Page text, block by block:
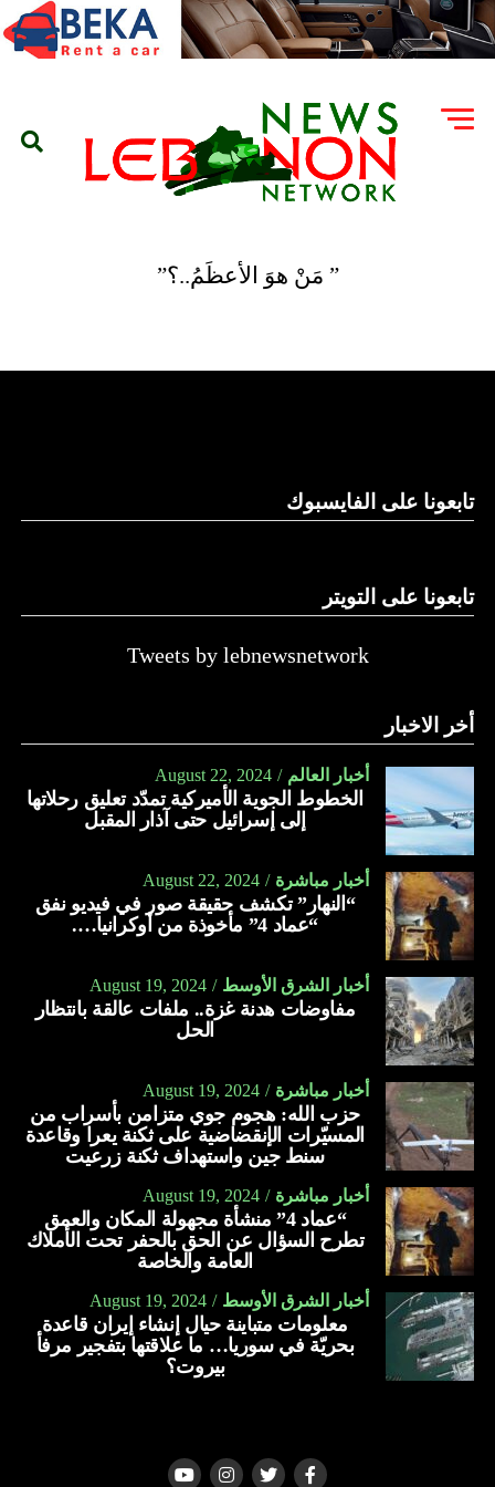
” مَنْ هوَ الأعظَمُ..؟”
تابعونا على الفايسبوك
تابعونا على التويتر
Tweets by lebnewsnetwork
أخر الاخبار
أخبار العالم August 22, 2024
الخطوط الجوية الأميركية تمدّد تعليق رحلاتها
إلى إسرائيل حتى آذار المقبل
أخبار مباشرة August 22, 2024
“النهار” تكشف حقيقة صور في فيديو نفق
“عماد 4” مأخوذة من أوكرانيا….
أخبار الشرق الأوسط August 19, 2024
مفاوضات هدنة غزة.. ملفات عالقة بانتظار
الحل
أخبار مباشرة August 19, 2024
حزب الله: هجوم جوي متزامن بأسراب من
المسيّرات الإنقضاضية على ثكنة يعرا وقاعدة
سنط جين واستهداف ثكنة زرعيت
أخبار مباشرة August 19, 2024
“عماد 4” منشأة مجهولة المكان والعمق
تطرح السؤال عن الحق بالحفر تحت الأملاك
العامة والخاصة
أخبار الشرق الأوسط August 19, 2024
معلومات متباينة حيال إنشاء إيران قاعدة
بحريّة في سوريا… ما علاقتها بتفجير مرفأ
بيروت؟